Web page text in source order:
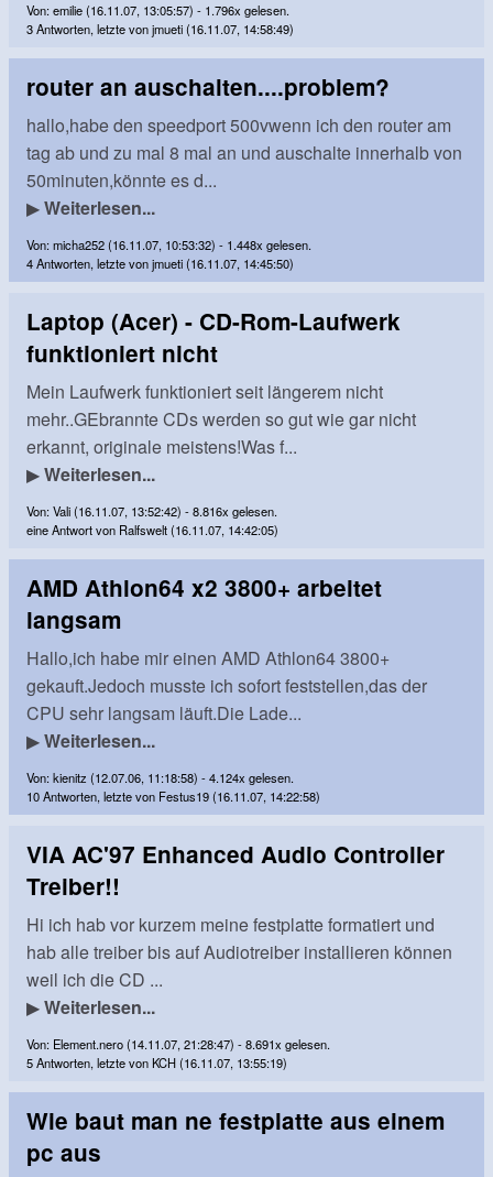
Von: emilie (16.11.07, 13:05:57) - 1.796x gelesen.
3 Antworten, letzte von jmueti (16.11.07, 14:58:49)
router an auschalten....problem?
hallo,habe den speedport 500vwenn ich den router am
tag ab und zu mal 8 mal an und auschalte innerhalb von
50minuten,könnte es d...
▶Weiterlesen...
Von: micha252 (16.11.07, 10:53:32) - 1.448x gelesen.
4 Antworten, letzte von jmueti (16.11.07, 14:45:50)
Laptop (Acer) - CD-Rom-Laufwerk
funktioniert nicht
Mein Laufwerk funktioniert seit längerem nicht
mehr..GEbrannte CDs werden so gut wie gar nicht
erkannt, originale meistens!Was f...
▶Weiterlesen...
Von: Vali (16.11.07, 13:52:42) - 8.816x gelesen.
eine Antwort von Ralfswelt (16.11.07, 14:42:05)
AMD Athlon64 x2 3800+ arbeitet
langsam
Hallo,ich habe mir einen AMD Athlon64 3800+
gekauft.Jedoch musste ich sofort feststellen,das der
CPU sehr langsam läuft.Die Lade...
▶Weiterlesen...
Von: kienitz (12.07.06, 11:18:58) - 4.124x gelesen.
10 Antworten, letzte von Festus19 (16.11.07, 14:22:58)
VIA AC'97 Enhanced Audio Controller
Treiber!!
Hi ich hab vor kurzem meine festplatte formatiert und
hab alle treiber bis auf Audiotreiber installieren können
weil ich die CD ...
▶Weiterlesen...
Von: Element.nero (14.11.07, 21:28:47) - 8.691x gelesen.
5 Antworten, letzte von KCH (16.11.07, 13:55:19)
Wie baut man ne festplatte aus einem
pc aus